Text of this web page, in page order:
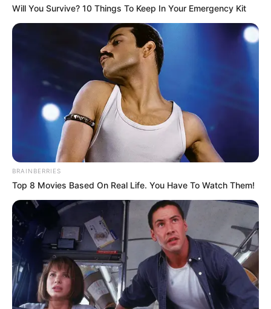
Distrito.
Además de mejorar techos, pisos o instalaciones
eléctricas, el programa tambiénfortalece el tejido social
genera empleo local y promueve prácticas sostenibles
que benefician tanto a las familias como al entorno.
COMPARTIR
ALERTA BOGOTÁ EN GOOGLE NEWS
TEMAS RELACIONADOS
DISTRITO
SECRETARÍA DE HÁBITAT
SUBSIDIO DE VIVIENDA
MANTÉNGASE EN ALERTA
Will You Survive? 10 Things To Keep In Your Emergency Kit
BRAINBERRIES
Top 8 Movies Based On Real Life. You Have To Watch Them!